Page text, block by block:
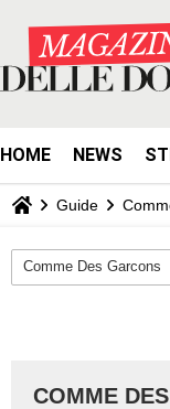
HOME NEWS
Guide
Comme Des Garcons
COMME